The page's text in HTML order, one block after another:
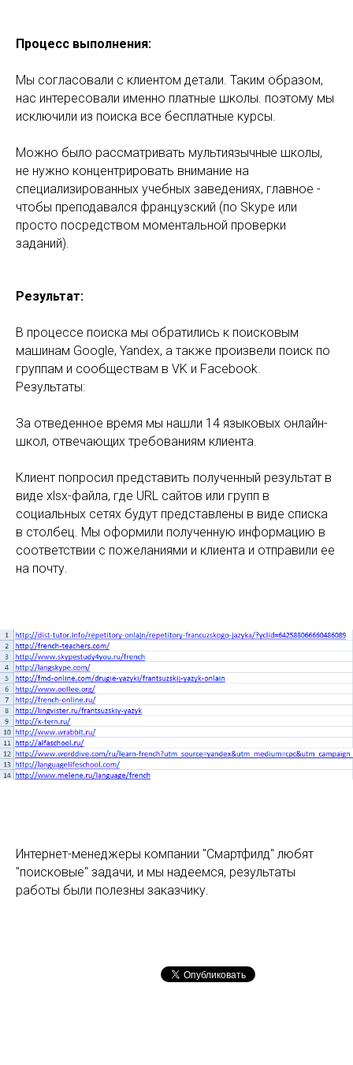
Процесс выполнения:
Мы согласовали с клиентом детали. Таким образом,
нас интересовали именно платные школы. поэтому мы
исключили из поиска все бесплатные курсы.
Можно было рассматривать мультиязычные школы,
не нужно концентрировать внимание на
специализированных учебных заведениях, главное -
чтобы преподавался французский (по Skype или
просто посредством моментальной проверки
заданий).
Результат:
В процессе поиска мы обратились к поисковым
машинам Google, Yandex, а также произвели поиск по
группам и сообществам в VK и Facebook.
Результаты:
За отведенное время мы нашли 14 языковых онлайн-
школ, отвечающих требованиям клиента.
Клиент попросил представить полученный результат в
виде xlsx-файла, где URL сайтов или групп в
социальных сетях будут представлены в виде списка
в столбец. Мы оформили полученную информацию в
соответствии с пожеланиями и клиента и отправили ее
на почту.
Интернет-менеджеры компании "Смартфилд" любят
"поисковые" задачи, и мы надеемся, результаты
работы были полезны заказчику.